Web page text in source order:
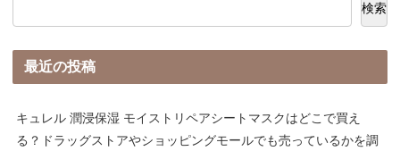
検索
最近の投稿
キュレル 潤浸保湿 モイストリペアシートマスクはどこで買え
る？ドラッグストアやショッピングモールでも売っているかを調